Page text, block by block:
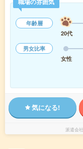
年齢層
20代
男女比率
女性
気になる!
派遣会社